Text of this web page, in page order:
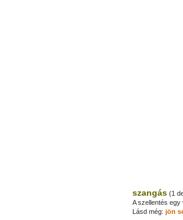
szangás (1
A szellentés egy
Lásd még: jön